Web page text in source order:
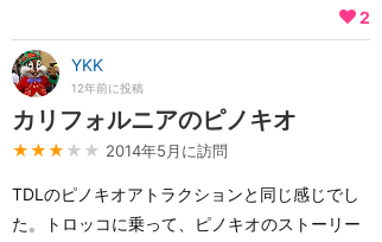
2
YKK
12年前に投稿
カリフォルニアのピノキオ
★★★ ★★ 2014年5月に訪問
TDLのピノキオアトラクションと同じ感じでし
た。トロッコに乗って、ピノキオのストーリー